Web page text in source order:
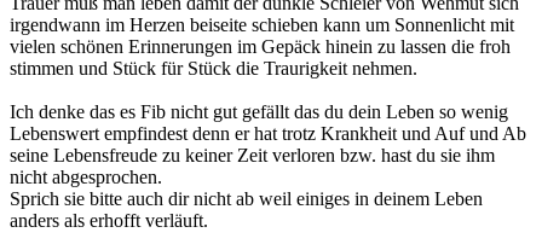
irgendwann im Herzen beiseite schieben kann um Sonnenlicht mit
vielen schönen Erinnerungen im Gepäck hinein zu lassen die froh
stimmen und Stück für Stück die Traurigkeit nehmen.
Ich denke das es Fib nicht gut gefällt das du dein Leben so wenig
Lebenswert empfindest denn er hat trotz Krankheit und Auf und Ab
seine Lebensfreude zu keiner Zeit verloren bzw. hast du sie ihm
nicht abgesprochen.
Sprich sie bitte auch dir nicht ab weil einiges in deinem Leben
anders als erhofft verläuft.